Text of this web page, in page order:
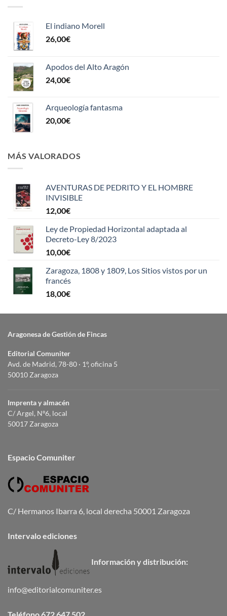
El indiano Morell
26,00€
Apodos del Alto Aragón
24,00€
Arqueología fantasma
20,00€
MÁS VALORADOS
AVENTURAS DE PEDRITO Y EL HOMBRE
INVISIBLE
12,00€
Ley de Propiedad Horizontal adaptada al
Decreto-Ley 8/2023
10,00€
Zaragoza, 1808 y 1809, Los Sitios vistos por un
francés
18,00€
Aragonesa de Gestión de Fincas
Editorial Comuniter
Avd. de Madrid, 78-80 · 1º, oficina 5
50010 Zaragoza
Imprenta y almacén
C/ Argel, Nº6, local
50017 Zaragoza
Espacio Comuniter
C/ Hermanos Ibarra 6, local derecha 50001 Zaragoza
Intervalo ediciones
Información y distribución:
info@editorialcomuniter.es
Teléfono672 647 502